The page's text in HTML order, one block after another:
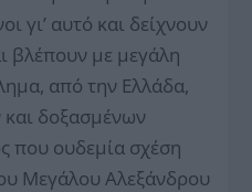
γι’ αυτό και δείχνουν
βλέπουν με μεγάλη
από την Ελλάδα,
δοξασμένων
που ουδεμία σχέση
Μεγάλου Αλεξάνδρου